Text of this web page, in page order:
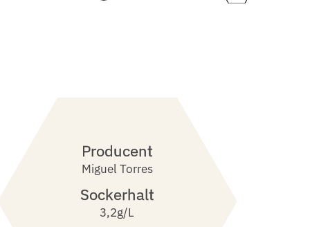
Producent
Miguel Torres
Sockerhalt
3,2g/l